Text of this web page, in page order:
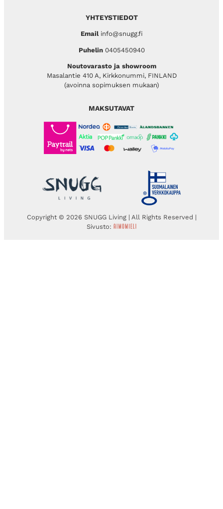
YHTEYSTIEDOT
Emailinfo@snugg.fi
Puhelin 0405450940
Noutovarasto ja showroom
Masalantie 410 A, Kirkkonummi, FINLAND
(avoinna sopimuksen mukaan)
MAKSUTAVAT
Copyright © 2026 SNUGG Living | All Rights Reserved |
Sivusto: